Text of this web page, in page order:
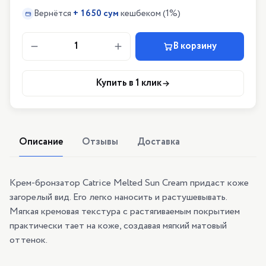
Вернётся + 1650 сумкешбеком(1%)
1 В корзину
Купить в 1 клик
Описание Отзывы Доставка
Крем-бронзатор Catrice Melted Sun Cream придаст коже
загорелый вид. Его легко наносить и растушевывать.
Мягкая кремовая текстура с растягиваемым покрытием
практически тает на коже, создавая мягкий матовый
оттенок.